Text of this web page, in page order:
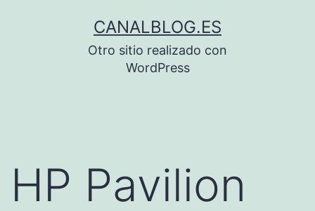
CANALBLOG.ES
Otro sitio realizado con
WordPress
HP Pavilion